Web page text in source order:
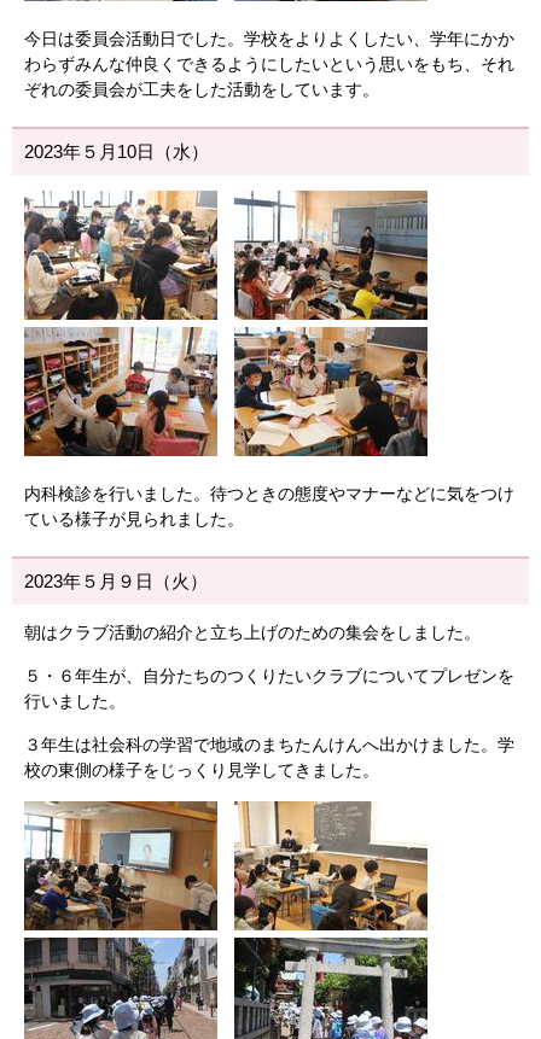
今日は委員会活動日でした。学校をよりよくしたい、学年にかか
わらずみんな仲良くできるようにしたいという思いをもち、それ
ぞれの委員会が工夫をした活動をしています。
2023年５月10日（水）
内科検診を行いました。待つときの態度やマナーなどに気をつけ
ている様子が見られました。
2023年５月９日（火）
朝はクラブ活動の紹介と立ち上げのための集会をしました。
５・６年生が、自分たちのつくりたいクラブについてプレゼンを
行いました。
３年生は社会科の学習で地域のまちたんけんへ出かけました。学
校の東側の様子をじっくり見学してきました。